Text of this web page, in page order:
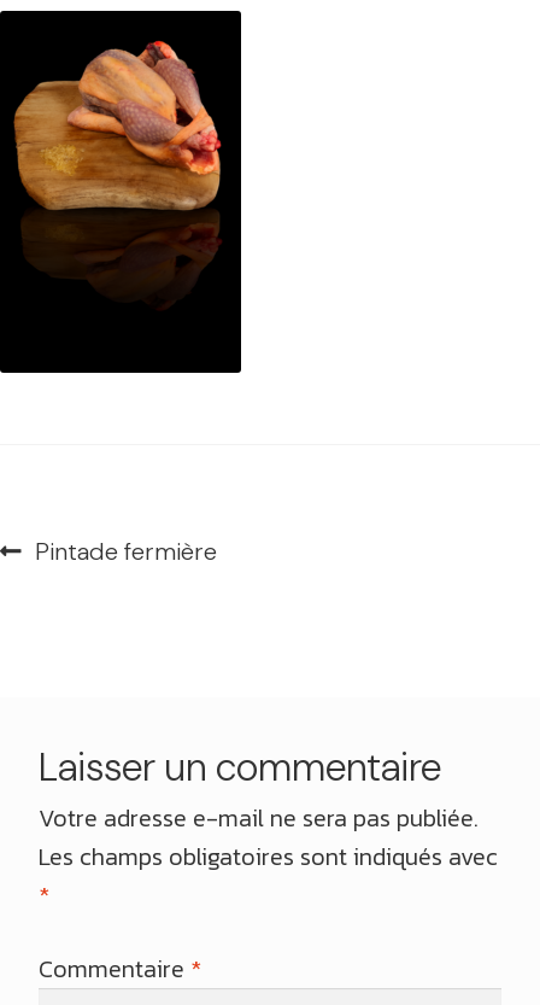
Navigation
Article
Pintade fermière
Laisser un commentaire
Votre adresse e-mail ne sera pas publiée.
Les champs obligatoires sont indiqués avec
*
Commentaire *